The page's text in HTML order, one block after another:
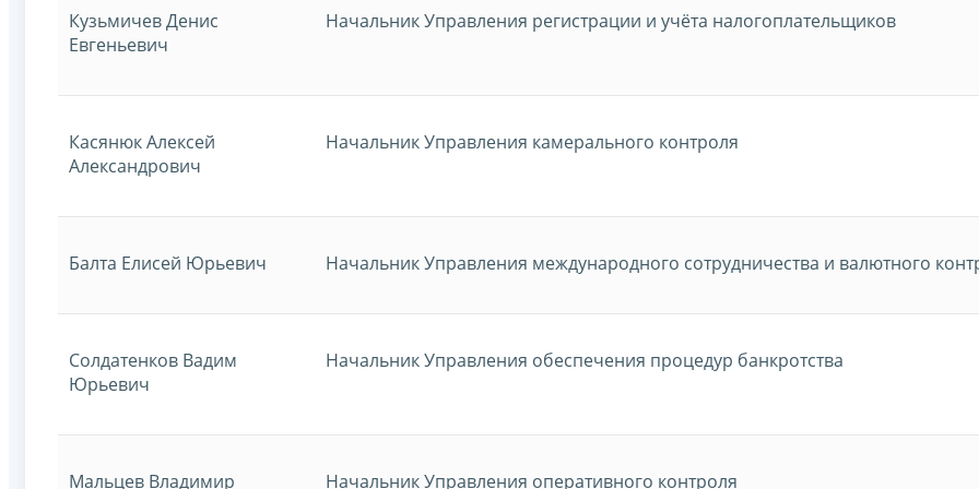
Кузьмичев Денис
Евгеньевич
Начальник Управления регистрации и учёта налогоплательщиков
Касянюк Алексей
Александрович
Начальник Управления камерального контроля
Балта Елисей Юрьевич Начальник Управления международного сотрудничества и валютного
Солдатенков Вадим
Юрьевич
Начальник Управления обеспечения процедур банкротства
Мальцев Владимир Начальник Управления оперативного контроля